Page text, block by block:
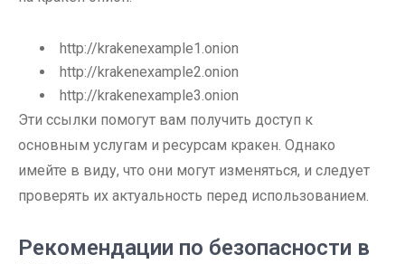
http://krakenexample1.onion
http://krakenexample2.onion
http://krakenexample3.onion
Эти ссылки помогут вам получить доступ к
основным услугам и ресурсам кракен. Однако
имейте в виду, что они могут изменяться, и следует
проверять их актуальность перед использованием.
Рекомендации по безопасности в